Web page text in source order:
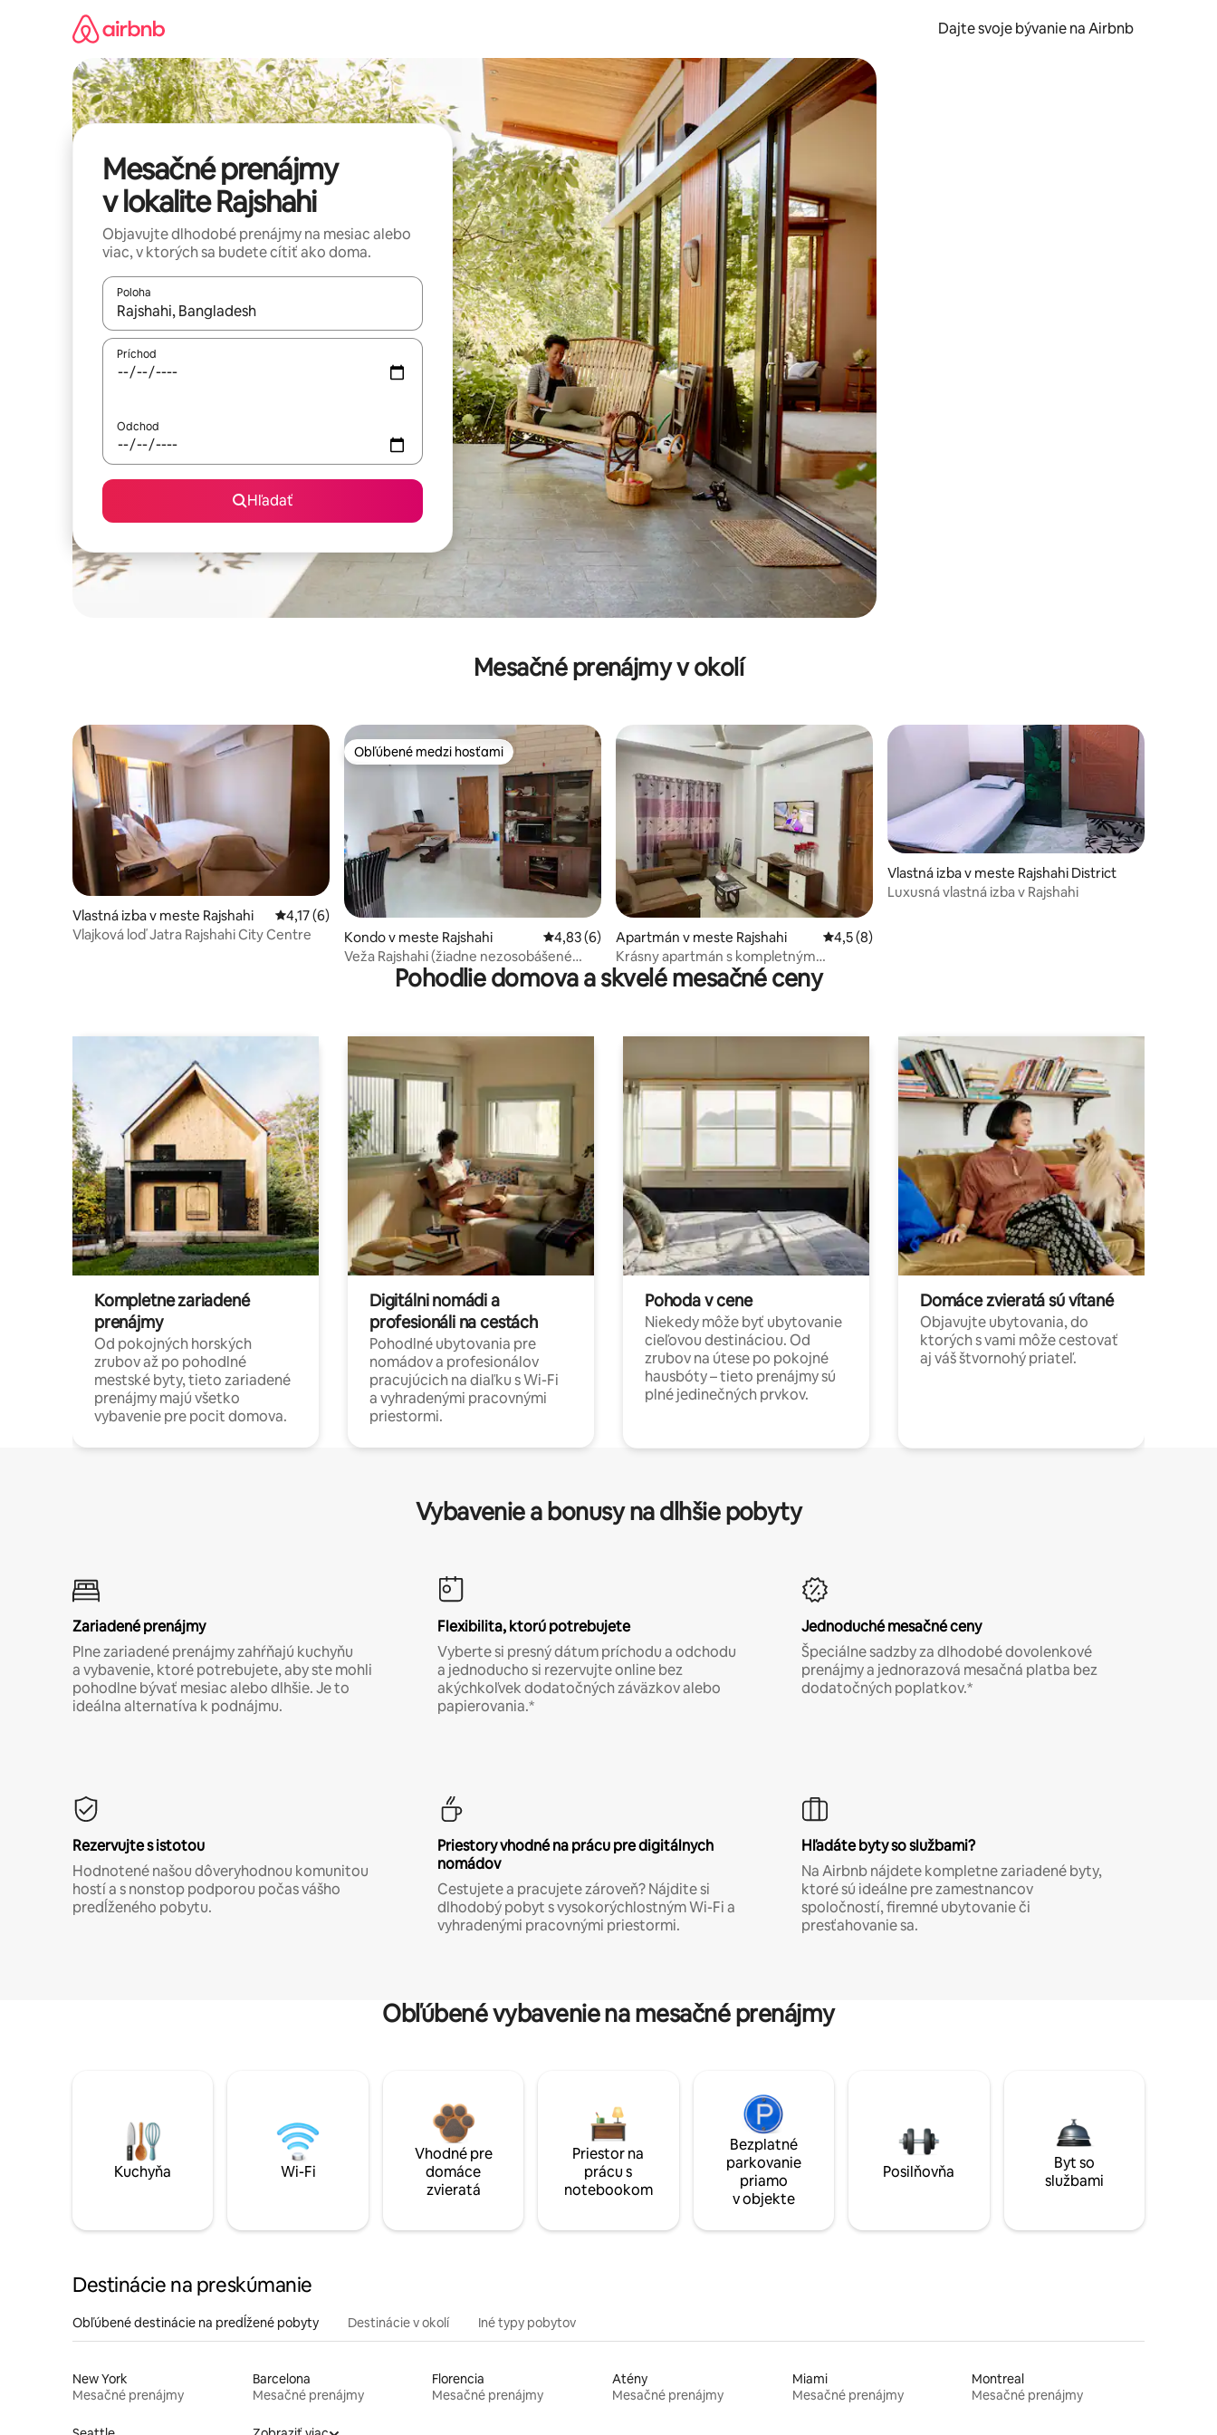
Dajte svoje bývanie na Airbnb
Mesačné prenájmy
v lokalite Rajshahi
Objavujte dlhodobé prenájmy na mesiac alebo
viac, v ktorých sa budete cítiť ako doma.
Poloha
Keď budú výsledky k dispozícii, môžete si ich prechádzať pomocou klávesov so šípkami nahor a nadol alebo ich preskúmať pomocou dotykových gest či potiahnutia prstom.
Príchod
Odchod
Hľadať
Mesačné prenájmy v okolí
Vlastná izba v meste Rajshahi Priemerné ohodnotenie 4,17 z 5, počet hodnotení: 6
4,17 (6)
Vlajková loď Jatra Rajshahi City Centre
Obľúbené medzi hosťami
Obľúbené medzi hosťami
Kondo v meste Rajshahi Priemerné ohodnotenie 4,83 z 5, počet hodnotení: 6
4,83 (6)
Veža Rajshahi (žiadne nezosobášené
Apartmán v meste Rajshahi Priemerné ohodnotenie 4,5 z 5, počet hodnotení: 8
4,5 (8)
Krásny apartmán s kompletným
moderným vybavením
Vlastná izba v meste Rajshahi District
Luxusná vlastná izba v Rajshahi
Pohodlie domova a skvelé mesačné ceny
Kompletne zariadené
prenájmy
Od pokojných horských
zrubov až po pohodlné
mestské byty, tieto zariadené
prenájmy majú všetko
vybavenie pre pocit domova.
Digitálni nomádi a
profesionáli na cestách
Pohodlné ubytovania pre
nomádov a profesionálov
pracujúcich na diaľku s Wi-Fi
a vyhradenými pracovnými
priestormi.
Pohoda v cene
Niekedy môže byť ubytovanie
cieľovou destináciou. Od
zrubov na útese po pokojné
hausbóty – tieto prenájmy sú
plné jedinečných prvkov.
Domáce zvieratá sú vítané
Objavujte ubytovania, do
ktorých s vami môže cestovať
aj váš štvornohý priateľ.
Vybavenie a bonusy na dlhšie pobyty
Zariadené prenájmy
Plne zariadené prenájmy zahŕňajú kuchyňu
a vybavenie, ktoré potrebujete, aby ste mohli
pohodlne bývať mesiac alebo dlhšie. Je to
ideálna alternatíva k podnájmu.
Flexibilita, ktorú potrebujete
Vyberte si presný dátum príchodu a odchodu
a jednoducho si rezervujte online bez
akýchkoľvek dodatočných záväzkov alebo
papierovania.*
Jednoduché mesačné ceny
Špeciálne sadzby za dlhodobé dovolenkové
prenájmy a jednorazová mesačná platba bez
dodatočných poplatkov.*
Rezervujte s istotou
Hodnotené našou dôveryhodnou komunitou
hostí a s nonstop podporou počas vášho
predĺženého pobytu.
Priestory vhodné na prácu pre digitálnych
nomádov
Cestujete a pracujete zároveň? Nájdite si
dlhodobý pobyt s vysokorýchlostným Wi-Fi a
vyhradenými pracovnými priestormi.
Hľadáte byty so službami?
Na Airbnb nájdete kompletne zariadené byty,
ktoré sú ideálne pre zamestnancov
spoločností, firemné ubytovanie či
presťahovanie sa.
Obľúbené vybavenie na mesačné prenájmy
Kuchyňa Wi-Fi
Vhodné pre
domáce
zvieratá
Priestor na
prácu s
notebookom
Bezplatné
parkovanie
priamo
v objekte
Posilňovňa
Byt so
službami
Destinácie na preskúmanie
Obľúbené destinácie na predĺžené pobyty Destinácie v okolí Iné typy pobytov
New York
Mesačné prenájmy
Barcelona
Mesačné prenájmy
Florencia
Mesačné prenájmy
Atény
Mesačné prenájmy
Miami
Mesačné prenájmy
Montreal
Mesačné prenájmy